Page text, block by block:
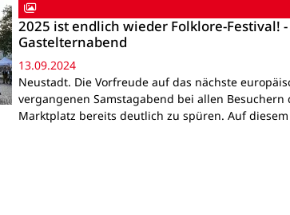
2025 ist endlich wieder Folklore-Festival!
Gastelternabend
13.09.2024
Neustadt. Die Vorfreude auf das nächste
vergangenen Samstagabend bei allen
Marktplatz bereits deutlich zu spüren. Auf